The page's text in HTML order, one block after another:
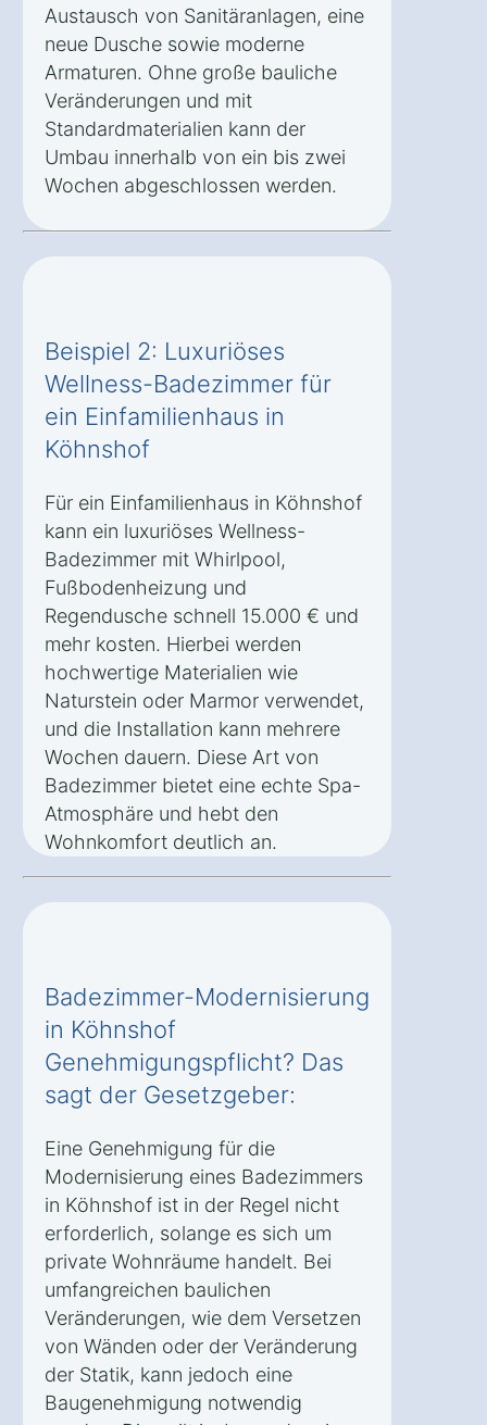
Austausch von Sanitäranlagen, eine
neue Dusche sowie moderne
Armaturen. Ohne große bauliche
Veränderungen und mit
Standardmaterialien kann der
Umbau innerhalb von ein bis zwei
Wochen abgeschlossen werden.
Beispiel 2: Luxuriöses
Wellness-Badezimmer für
ein Einfamilienhaus in
Köhnshof
Für ein Einfamilienhaus in Köhnshof
kann ein luxuriöses Wellness-
Badezimmer mit Whirlpool,
Fußbodenheizung und
Regendusche schnell 15.000 € und
mehr kosten. Hierbei werden
hochwertige Materialien wie
Naturstein oder Marmor verwendet,
und die Installation kann mehrere
Wochen dauern. Diese Art von
Badezimmer bietet eine echte Spa-
Atmosphäre und hebt den
Wohnkomfort deutlich an.
Badezimmer-Modernisierung
in Köhnshof
Genehmigungspflicht? Das
sagt der Gesetzgeber:
Eine Genehmigung für die
Modernisierung eines Badezimmers
in Köhnshof ist in der Regel nicht
erforderlich, solange es sich um
private Wohnräume handelt. Bei
umfangreichen baulichen
Veränderungen, wie dem Versetzen
von Wänden oder der Veränderung
der Statik, kann jedoch eine
Baugenehmigung notwendig